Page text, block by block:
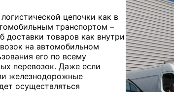
цепочки как в
транспортом –
доставки товаров как внутри
на автомобильном
его по всему
перевозок. Даже если
железнодорожные
осуществляться